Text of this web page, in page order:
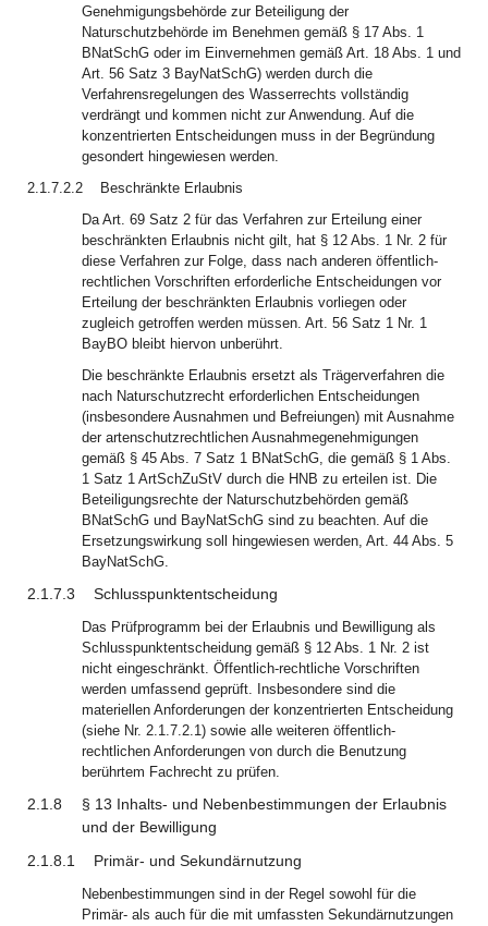
Genehmigungsbehörde zur Beteiligung der
Naturschutzbehörde im Benehmen gemäß § 17 Abs. 1
BNatSchG oder im Einvernehmen gemäß Art. 18 Abs. 1 und
Art. 56 Satz 3 BayNatSchG) werden durch die
Verfahrensregelungen des Wasserrechts vollständig
verdrängt und kommen nicht zur Anwendung. Auf die
konzentrierten Entscheidungen muss in der Begründung
gesondert hingewiesen werden.
2.1.7.2.2
Beschränkte Erlaubnis
Da Art. 69 Satz 2 für das Verfahren zur Erteilung einer
beschränkten Erlaubnis nicht gilt, hat § 12 Abs. 1 Nr. 2 für
diese Verfahren zur Folge, dass nach anderen öffentlich-
rechtlichen Vorschriften erforderliche Entscheidungen vor
Erteilung der beschränkten Erlaubnis vorliegen oder
zugleich getroffen werden müssen. Art. 56 Satz 1 Nr. 1
BayBO bleibt hiervon unberührt.
Die beschränkte Erlaubnis ersetzt als Trägerverfahren die
nach Naturschutzrecht erforderlichen Entscheidungen
(insbesondere Ausnahmen und Befreiungen) mit Ausnahme
der artenschutzrechtlichen Ausnahmegenehmigungen
gemäß § 45 Abs. 7 Satz 1 BNatSchG, die gemäß § 1 Abs.
1 Satz 1 ArtSchZuStV durch die HNB zu erteilen ist. Die
Beteiligungsrechte der Naturschutzbehörden gemäß
BNatSchG und BayNatSchG sind zu beachten. Auf die
Ersetzungswirkung soll hingewiesen werden, Art. 44 Abs. 5
BayNatSchG.
2.1.7.3 Schlusspunktentscheidung
Das Prüfprogramm bei der Erlaubnis und Bewilligung als
Schlusspunktentscheidung gemäß § 12 Abs. 1 Nr. 2 ist
nicht eingeschränkt. Öffentlich-rechtliche Vorschriften
werden umfassend geprüft. Insbesondere sind die
materiellen Anforderungen der konzentrierten Entscheidung
(siehe Nr. 2.1.7.2.1) sowie alle weiteren öffentlich-
rechtlichen Anforderungen von durch die Benutzung
berührtem Fachrecht zu prüfen.
2.1.8
§ 13 Inhalts- und Nebenbestimmungen der Erlaubnis
und der Bewilligung
2.1.8.1
Primär- und Sekundärnutzung
Nebenbestimmungen sind in der Regel sowohl für die
Primär- als auch für die mit umfassten Sekundärnutzungen